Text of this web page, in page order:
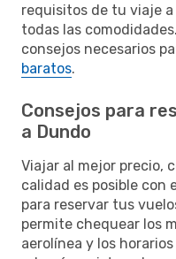
requisitos de tu viaje a
todas las
consejos necesarios
baratos.
Consejos para
a Dundo
Viajar al mejor precio,
calidad es posible con
para reservar tus
permite chequear los
aerolínea y los